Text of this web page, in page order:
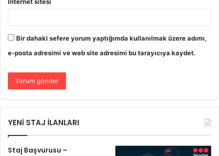
Bir dahaki sefere yorum yaptığımda kullanılmak üzere adımı,
e-posta adresimi ve web site adresimi bu tarayıcıya kaydet.
YENİ STAJ İLANLARI
Staj Başvurusu –